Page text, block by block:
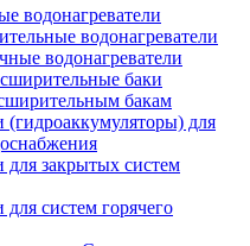
водонагреватели
водонагреватели
водонагреватели
баки
бакам
для
закрытых систем
систем горячего